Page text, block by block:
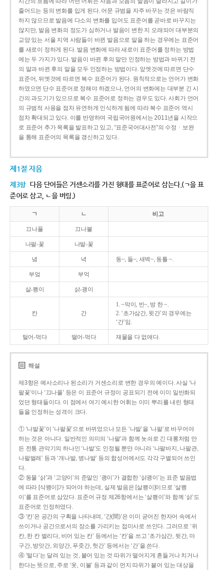
줄어드는 등의 변화를 입게 된다. 어문 규범을 자주 바꾸는 것은 바람직
하지 않으므로 발음에 다소의 변화를 입어도 표준어를 곧바로 바꾸지는
않지만, 발음 변화의 정도가 심하거나 발음이 변한 지 오래되어 대부분의
교양 있는 서울 지역 사람들이 바뀐 발음으로 말을 하는 경우에는 표준어
를 새로이 정하게 된다. 발음 변화에 따라 새로이 표준어를 정하는 방법
에는 두 가지가 있다. 발음이 바뀐 후의 말만 인정하는 방법과 바뀌기 전
의 말과 바뀐 후의 말을 모두 인정하는 방법이다. 앞엣것에 따르면 단수
표준어, 뒤엣것에 따르면 복수 표준어가 된다. 원칙적으로는 언어가 변화
하였으면 단수 표준어로 정해야 하겠으나, 언어의 변화에는 대부분 긴 시
간의 과도기가 있으므로 복수 표준어로 정하는 경우도 있다. 사회가 언어
의 규범적 사용을 점차 유연하게 인식하게 됨에 따라 복수 표준어 역시
점차 확대되고 있다. 이를 반영하여 국립국어원에서는 2011년을 시작으
로 표준어 추가 목록을 발표하고 있고, “표준국어대사전”의 수정ㆍ보완
을 통해 표준어의 목록을 갱신하고 있다.
제1절 자음
제3항 다음 단어들은 거센소리를 가진 형태를 표준어로 삼는다.(ㄱ을 표
준어로 삼고, ㄴ을 버림.)
ㄱ ㄴ 비고
끄나풀 끄나불
나팔-꽃 나발-꽃
녘 녁 동~, 들~, 새벽~, 동틀 ~.
부엌 부억
살-쾡이 삵-괭이
칸 간
1. ~막이, 빈~, 방 한 ~.
2. ‘초가삼간, 윗간’의 경우에는
‘간’임.
털어-먹다 떨어-먹다 재물을 다 없애다.
해설
제3항은 예사소리나 된소리가 거센소리로 변한 경우의 예이다. 사실 ‘나
팔꽃’이나 ‘끄나풀’ 등은 이 표준어 규정이 공표되기 전에 이미 일반화되
었던 형태들이다. 이 점에서 여기 예시한 어휘는 이미 뿌리를 내린 형태
들을 인정하는 성격이 크다.
① ‘나발꽃’이 ‘나팔꽃’으로 바뀌었으나 모든 ‘나발’을 ‘나팔’로 바꾸어야
하는 것은 아니다. 일반적인 의미의 ‘나팔’과 함께 놋쇠로 긴 대롱처럼 만
든 전통 관악기의 하나인 ‘나발’도 인정될 뿐만 아니라 ‘나팔바지, 나팔관,
나팔벌레’ 등과 ‘개나발, 병나발’ 등의 합성어에서도 각각 구별되어 쓰인
다.
② 동물 ‘삵’과 ‘고양이’의 준말인 ‘괭이’가 결합한 ‘삵괭이’는 표준 발음법
에 따라 [삭꽹이]가 되어야 하는데, 실제 발음은 [살쾡이]이므로 ‘살쾡
이’를 표준어로 삼았다. 표준어 규정 제26항에서는 ‘살쾡이’와 함께 ‘삵’도
표준어로 인정하였다.
③ ‘칸’은 공간의 구획을 나타내며, ‘간(間)’은 이미 굳어진 한자어 속에서
쓰이거나 공간으로서의 장소를 가리키는 접미사로 쓰인다. 그러므로 ‘위
칸, 한 칸 벌리다, 비어 있는 칸’ 등에서는 ‘칸’을 쓰고 ‘초가삼간, 뒷간, 마
구간, 방앗간, 외양간, 푸줏간, 헛간’ 등에서는 ‘간’을 쓴다.
④ ‘털다’는 달려 있는 것, 붙어 있는 것 따위가 떨어지게 흔들거나 치거나
한다는 뜻으로, 주로 ‘옷, 이불’ 등과 같이 먼지 따위가 붙어 있는 대상을